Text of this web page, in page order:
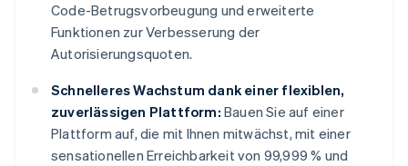
Code-Betrugsvorbeugung und erweiterte
Funktionen zur Verbesserung der
Autorisierungsquoten.
Schnelleres Wachstum dank einer flexiblen,
zuverlässigen Plattform: Bauen Sie auf einer
Plattform auf, die mit Ihnen mitwächst, mit einer
sensationellen Erreichbarkeit von 99,999 % und